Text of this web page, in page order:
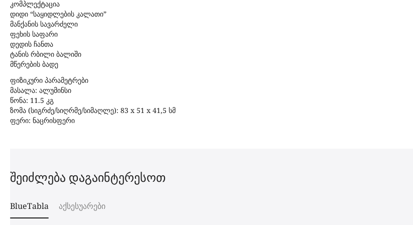
კომპლექტაცია
დიდი “საყიდლების კალათი”
მანქანის სავარძელი
ფეხის საფარი
დედის ჩანთა
ტანის რბილი ბალიში
მწერების ბადე
ფიზიკური პარამეტრები
მასალა: ალუმინსი
წონა: 11.5 კგ
ზომა (სიგრძე/სიღრმე/სიმაღლე): 83 x 51 x 41,5 სმ
ფერი: ნაცრისფერი
შეიძლება დაგაინტერესოთ
BlueTabla აქსესუარები